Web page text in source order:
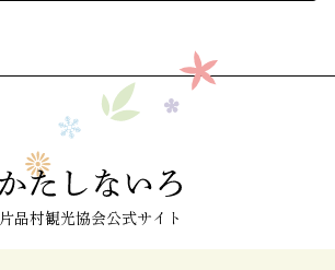
片品村観光協会公式サイト